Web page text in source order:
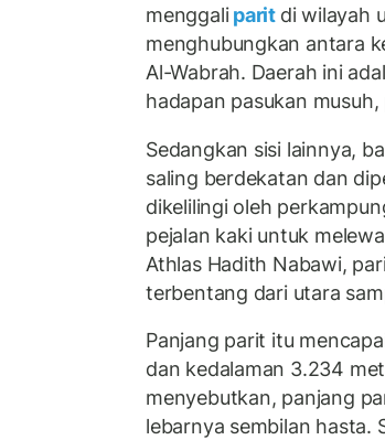
menggaliparit di wilayah
menghubungkan antara
Al-Wabrah. Daerah ini
hadapan pasukan
Sedangkan sisi lainnya,
saling berdekatan dan
dikelilingi oleh
pejalan kaki untuk
Athlas Hadith Nabawi,
terbentang dari utara
Panjang parit itu
dan kedalaman 3.234
menyebutkan, panjang
lebarnya sembilan hasta.